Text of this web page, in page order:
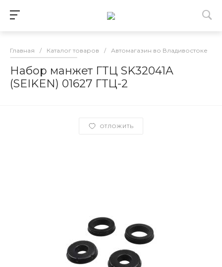
Главная / Каталог товаров / Автомагазин во Владивостоке
Набор манжет ГТЦ SK32041A
(SEIKEN) 01627 ГТЦ-2
ОТЛОЖИТЬ